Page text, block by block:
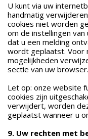
U kunt via uw
handmatig
cookies niet worden
om de instellingen
dat u een melding
wordt geplaatst. Voor
mogelijkheden
sectie van uw browser.
Let op: onze website
cookies zijn
verwijdert, worden
geplaatst wanneer u
9. Uw rechten met